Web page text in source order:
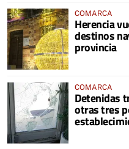
COMARCA
Herencia
destinos
provincia
COMARCA
Detenidas
otras tres